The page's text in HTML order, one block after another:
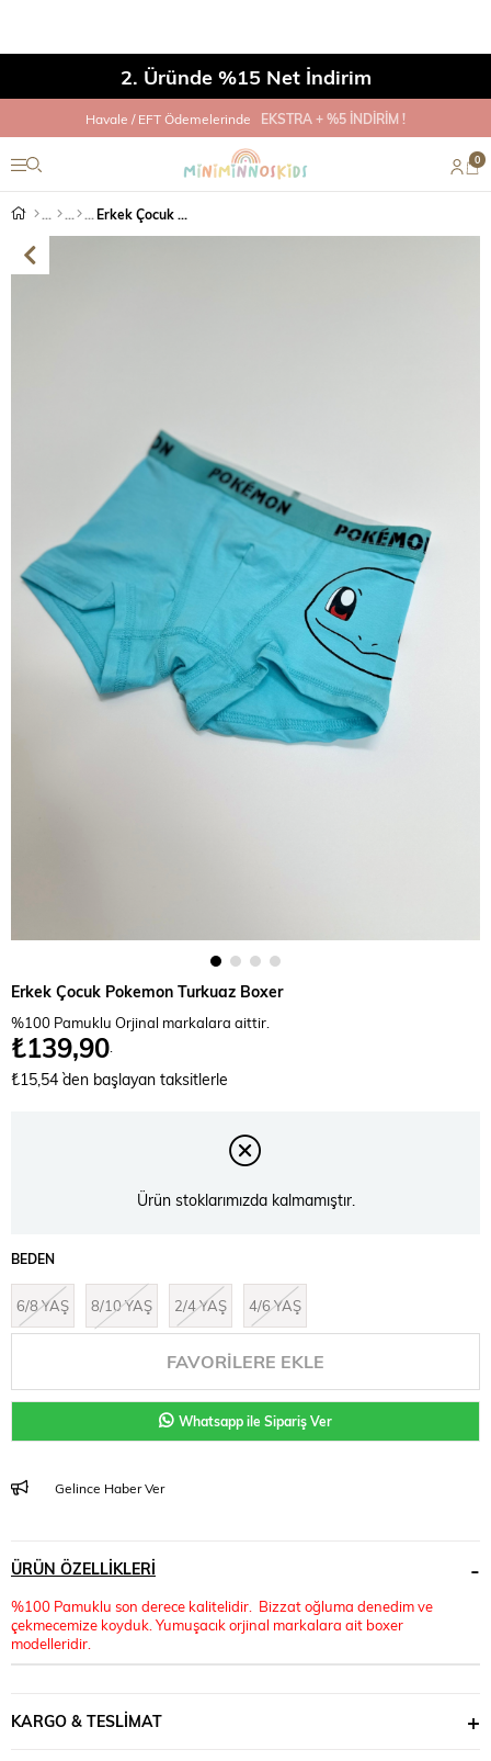
2. Üründe %15 Net İndirim
Havale / EFT Ödemelerinde EKSTRA + %5 İNDİRİM !
0
Erkek Çocuk Pokemon Turkuaz Boxer
Erkek Çocuk Pokemon Turkuaz Boxer
%100 Pamuklu Orjinal markalara aittir.
₺139,90
₺15,54 `den başlayan taksitlerle
Ürün stoklarımızda kalmamıştır.
BEDEN
6/8 YAŞ 8/10 YAŞ 2/4 YAŞ 4/6 YAŞ
FAVORILERE EKLE
Whatsapp ile Sipariş Ver
Gelince Haber Ver
ÜRÜN ÖZELLIKLERI
%100 Pamuklu son derece kalitelidir. Bizzat oğluma denedim ve
çekmecemize koyduk. Yumuşacık orjinal markalara ait boxer
modelleridir.
KARGO & TESLIMAT